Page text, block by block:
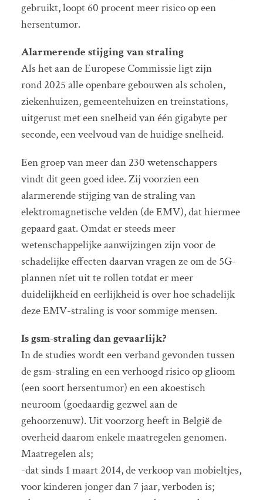
gebruikt, loopt 60 procent meer risico op een
hersentumor.
Alarmerende stijging van straling
Als het aan de Europese Commissie ligt zijn
rond 2025 alle openbare gebouwen als scholen,
ziekenhuizen, gemeentehuizen en treinstations,
uitgerust met een snelheid van één gigabyte per
seconde, een veelvoud van de huidige snelheid.
Een groep van meer dan 230 wetenschappers
vindt dit geen goed idee. Zij voorzien een
alarmerende stijging van de straling van
elektromagnetische velden (de EMV), dat hiermee
gepaard gaat. Omdat er steeds meer
wetenschappelijke aanwijzingen zijn voor de
schadelijke effecten daarvan vragen ze om de 5G-
plannen níet uit te rollen totdat er meer
duidelijkheid en eerlijkheid is over hoe schadelijk
deze EMV-straling is voor sommige mensen.
Is gsm-straling dan gevaarlijk?
In de studies wordt een verband gevonden tussen
de gsm-straling en een verhoogd risico op glioom
(een soort hersentumor) en een akoestisch
neuroom (goedaardig gezwel aan de
gehoorzenuw). Uit voorzorg heeft in België de
overheid daarom enkele maatregelen genomen.
Maatregelen als;
-dat sinds 1 maart 2014, de verkoop van mobieltjes,
voor kinderen jonger dan 7 jaar, verboden is;